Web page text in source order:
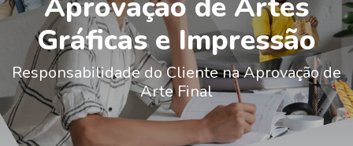
Gráficas e Impressão
Responsabilidade do Cliente na Aprovação de
Arte Final